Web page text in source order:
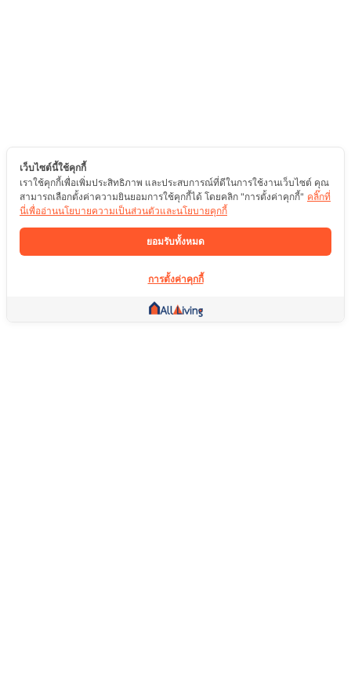
เว็บไซต์นี้ใช้คุกกี้
เราใช้คุกกี้เพื่อเพิ่มประสิทธิภาพ และประสบการณ์ที่ดีในการใช้งานเว็บไซต์ คุณ
สามารถเลือกตั้งค่าความยินยอมการใช้คุกกี้ได้ โดยคลิก "การตั้งค่าคุกกี้" คลิ๊กที่
นี่เพื่ออ่านนโยบายความเป็นส่วนตัวและนโยบายคุกกี้
ยอมรับทั้งหมด
การตั้งค่าคุกกี้